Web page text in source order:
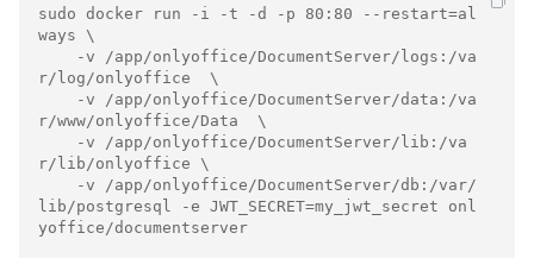
sudo docker run -i -t -d -p 80:80 --restart=al
ways \
r/log/onlyoffice  \
r/www/onlyoffice/Data  \
r/lib/onlyoffice \
lib/postgresql -e JWT_SECRET=my_jwt_secret onl